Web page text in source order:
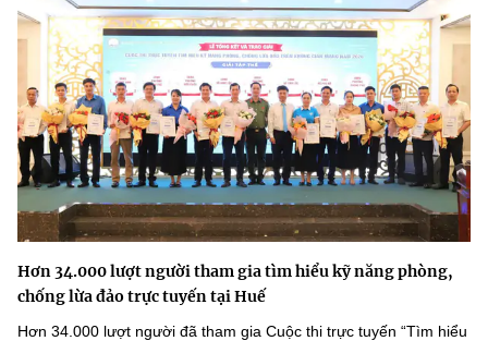
Hơn 34.000 lượt người tham gia tìm hiểu kỹ năng phòng,
chống lừa đảo trực tuyến tại Huế
Hơn 34.000 lượt người đã tham gia Cuộc thi trực tuyến “Tìm hiểu